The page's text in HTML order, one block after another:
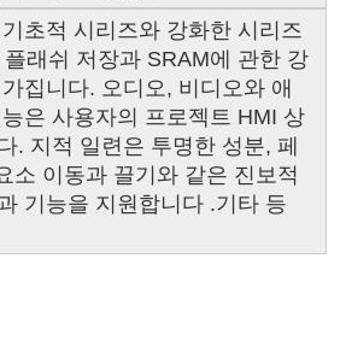
초적 시리즈와 강화한 시리즈
래쉬 저장과 SRAM에 관한 강
집니다. 오디오, 비디오와 애
은 사용자의 프로젝트 HMI 상
. 지적 일련은 투명한 성분, 페
소 이동과 끌기와 같은 진보적
기능을 지원합니다 .기타 등